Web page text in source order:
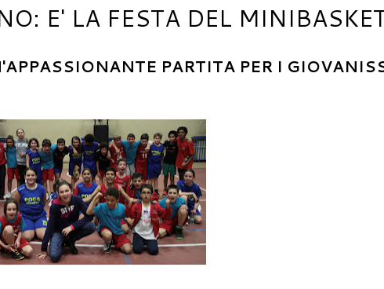
E' LA FESTA DEL
PARTITA PER I